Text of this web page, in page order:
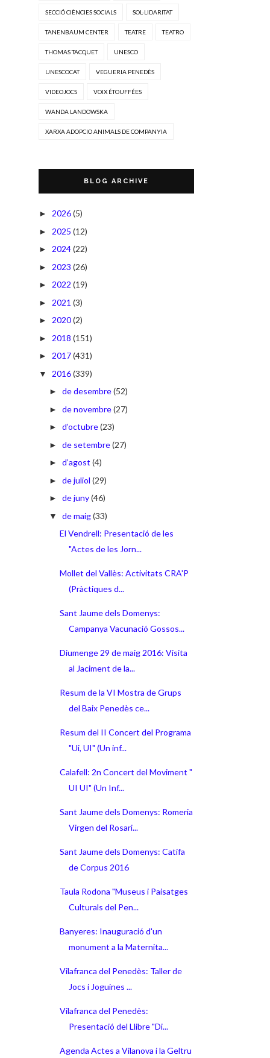
SECCIÓ CIÈNCIES SOCIALS SOL·LIDARITAT
TANENBAUM CENTER TEATRE TEATRO
THOMAS TACQUET UNESCO
UNESCOCAT VEGUERIA PENEDÈS
VIDEOJOCS VOIX ÉTOUFFÉES
WANDA LANDOWSKA
XARXA ADOPCIO ANIMALS DE COMPANYIA
BLOG ARCHIVE
► 2026(5)
► 2025 (12)
► 2024(22)
► 2023 (26)
► 2022 (19)
► 2021 (3)
► 2020(2)
► 2018 (151)
► 2017(431)
▼ 2016(339)
► de desembre(52)
► de novembre(27)
► d’octubre(23)
► de setembre(27)
► d’agost (4)
► de juliol (29)
► de juny(46)
▼ de maig(33)
El Vendrell: Presentació de les
"Actes de les Jorn...
Mollet del Vallès: Activitats CRA'P
(Pràctiques d...
Sant Jaume dels Domenys:
Campanya Vacunació Gossos...
Diumenge 29 de maig 2016: Visita
al Jaciment de la...
Resum de la VI Mostra de Grups
del Baix Penedès ce...
Resum del II Concert del Programa
"Ui, UI" (Un inf...
Calafell: 2n Concert del Moviment "
UI UI" (Un Inf...
Sant Jaume dels Domenys: Romeria
Virgen del Rosari...
Sant Jaume dels Domenys: Catifa
de Corpus 2016
Taula Rodona "Museus i Paisatges
Culturals del Pen...
Banyeres: Inauguració d'un
monument a la Maternita...
Vilafranca del Penedès: Taller de
Jocs i Joguines ...
Vilafranca del Penedès:
Presentació del Llibre "Di...
Agenda Actes a Vilanova i la Geltru